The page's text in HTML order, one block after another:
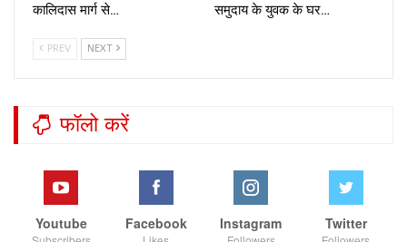
कालिदास मार्ग से…
समुदाय के युवक के घर…
PREV NEXT
फॉलो करें
Youtube Facebook Instagram Twitter